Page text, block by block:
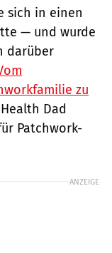
sich in einen
— und wurde
darüber
zu
Dad
Patchwork-
ANZEIGE